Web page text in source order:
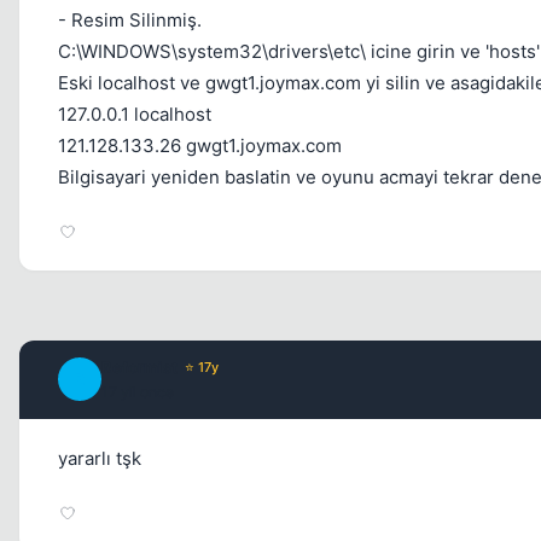
- Resim Silinmiş.
C:\WINDOWS\system32\drivers\etc\ icine girin ve
Eski localhost ve gwgt1.joymax.com yi silin ve
127.0.0.1 localhost
121.128.133.26 gwgt1.joymax.com
Bilgisayari yeniden baslatin ve oyunu acmayi tekrar
⭐ 17y
yararlı tşk